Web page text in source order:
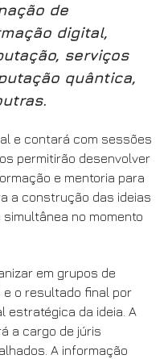
de
digital,
serviços
quântica,
e contará com sessões
permitirão desenvolver
e mentoria para
a construção das ideias
no momento
em grupos de
o resultado final por
estratégica da ideia. A
a cargo de júris
A informação